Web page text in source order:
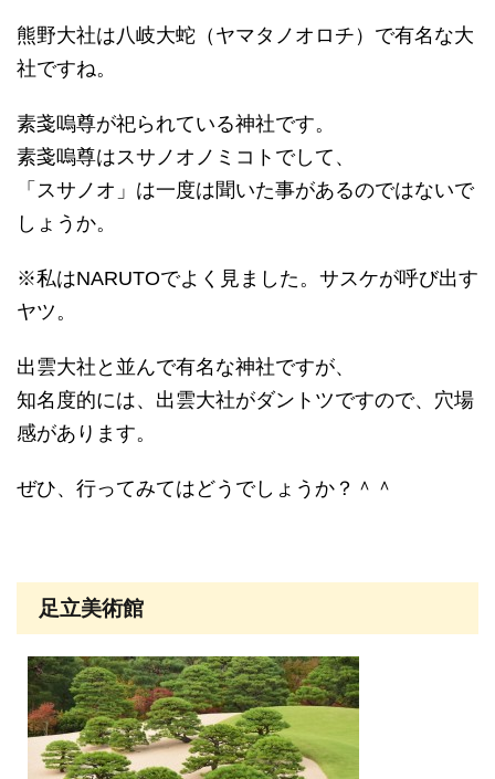
熊野大社は八岐大蛇（ヤマタノオロチ）で有名な大
社ですね。
素戔嗚尊が祀られている神社です。
素戔嗚尊はスサノオノミコトでして、
「スサノオ」は一度は聞いた事があるのではないで
しょうか。
※私はNARUTOでよく見ました。サスケが呼び出す
ヤツ。
出雲大社と並んで有名な神社ですが、
知名度的には、出雲大社がダントツですので、穴場
感があります。
ぜひ、行ってみてはどうでしょうか？＾＾
足立美術館